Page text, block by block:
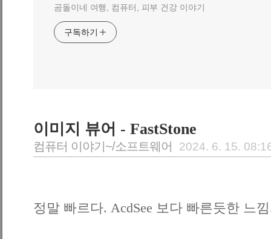
곰돌이네 여행, 컴퓨터, 피부 건강 이야기
구독하기
이미지 뷰어 - FastStone
컴퓨터 이야기~/소프트웨어 2024. 6. 15.
정말 빠르다. AcdSee 보다 빠른듯한 느